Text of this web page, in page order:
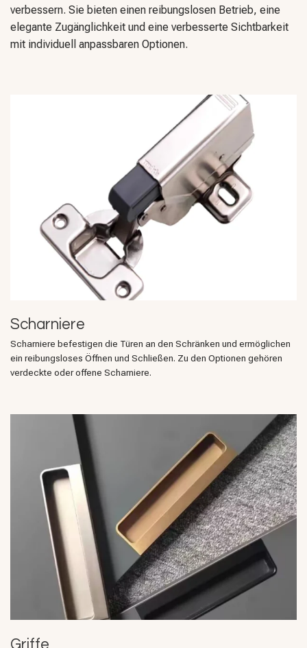
verbessern. Sie bieten einen reibungslosen Betrieb, eine
elegante Zugänglichkeit und eine verbesserte Sichtbarkeit
mit individuell anpassbaren Optionen.
Scharniere
Scharniere befestigen die Türen an den Schränken und ermöglichen
ein reibungsloses Öffnen und Schließen. Zu den Optionen gehören
verdeckte oder offene Scharniere.
Griffe